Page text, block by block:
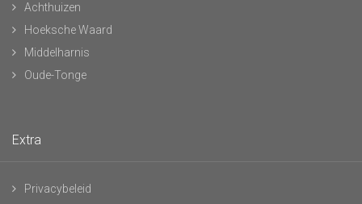
Achthuizen
Hoeksche Waard
Middelharnis
Oude-Tonge
Extra
Privacybeleid